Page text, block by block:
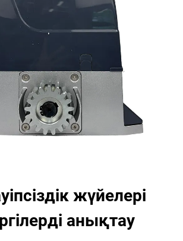
жүйелері
анықтау